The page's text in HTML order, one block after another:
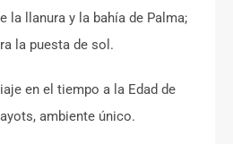
la llanura y la bahía de Palma;
la puesta de sol.
en el tiempo a la Edad de
ambiente único.